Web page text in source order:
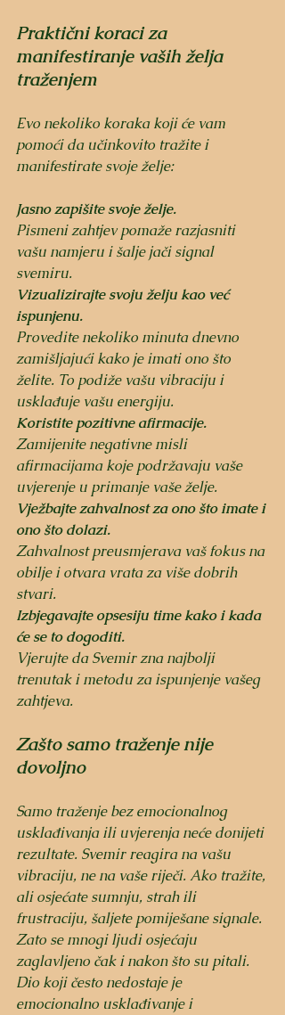
Praktični koraci za
manifestiranje vaših želja
traženjem
Evo nekoliko koraka koji će vam
pomoći da učinkovito tražite i
manifestirate svoje želje:
Jasno zapišite svoje želje.
Pismeni zahtjev pomaže razjasniti
vašu namjeru i šalje jači signal
svemiru.
Vizualizirajte svoju želju kao već
ispunjenu.
Provedite nekoliko minuta dnevno
zamišljajući kako je imati ono što
želite. To podiže vašu vibraciju i
usklađuje vašu energiju.
Koristite pozitivne afirmacije.
Zamijenite negativne misli
afirmacijama koje podržavaju vaše
uvjerenje u primanje vaše želje.
Vježbajte zahvalnost za ono što imate i
ono što dolazi.
Zahvalnost preusmjerava vaš fokus na
obilje i otvara vrata za više dobrih
stvari.
Izbjegavajte opsesiju time kako i kada
će se to dogoditi.
Vjerujte da Svemir zna najbolji
trenutak i metodu za ispunjenje vašeg
zahtjeva.
Zašto samo traženje nije
dovoljno
Samo traženje bez emocionalnog
usklađivanja ili uvjerenja neće donijeti
rezultate. Svemir reagira na vašu
vibraciju, ne na vaše riječi. Ako tražite,
ali osjećate sumnju, strah ili
frustraciju, šaljete pomiješane signale.
Zato se mnogi ljudi osjećaju
zaglavljeno čak i nakon što su pitali.
Dio koji često nedostaje je
emocionalno usklađivanje i